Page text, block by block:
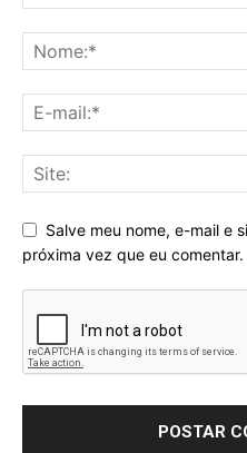
Salve meu nome, e-mail e
próxima vez que eu comentar.